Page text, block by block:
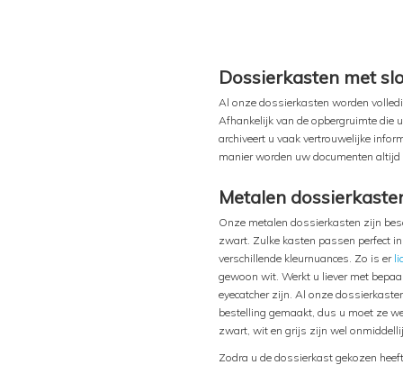
Dossierkasten met
Al onze dossierkasten worden
Afhankelijk van de opbergruimte die
archiveert u vaak vertrouwelijke
manier worden uw documenten
Metalen
Onze metalen dossierkasten zijn
zwart. Zulke kasten passen perfect
verschillende kleurnuances. Zo is er
gewoon wit. Werkt u liever met
eyecatcher zijn. Al onze
bestelling gemaakt, dus u moet ze
zwart, wit en grijs zijn wel
Zodra u de dossierkast gekozen